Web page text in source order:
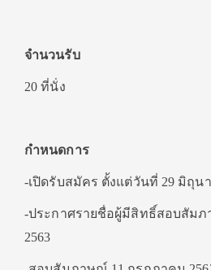
จำนวนรับ
20 ที่นั่ง
กำหนดการ
-เปิดรับสมัคร ตั้งแต่วันที่ 29 มิถุน
-ประกาศรายชื่อผู้มีสิทธิ์สอบสัม
2563